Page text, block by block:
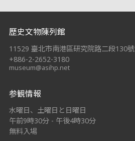
:::
歷史文物陳列館
11529 臺北市南港區研究院路二段130號
+886-2-2652-3180
museum@asihp.net
参観情報
水曜日、土曜日と日曜日
午前9時30分 - 午後4時30分
無料入場